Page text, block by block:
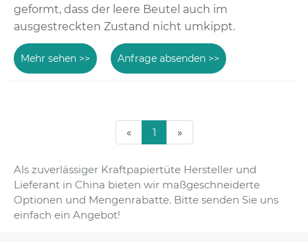
geformt, dass der leere Beutel auch im
ausgestreckten Zustand nicht umkippt.
Mehr sehen >> Anfrage absenden >>
« 1 »
Als zuverlässiger Kraftpapiertüte Hersteller und
Lieferant in China bieten wir maßgeschneiderte
Optionen und Mengenrabatte. Bitte senden Sie uns
einfach ein Angebot!